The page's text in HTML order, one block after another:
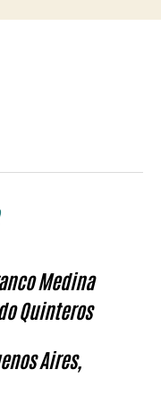
Medina
Quinteros
Aires,